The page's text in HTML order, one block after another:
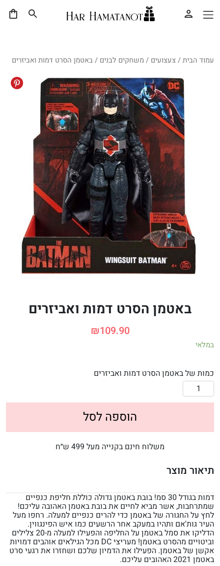
עמוד הבית/צעצועים /משחקים לבנים / באטמן הסרט דמות ואביזרים
באטמן הסרט דמות ואביזרים
₪109.90
במלאי
כמות של באטמן הסרט דמות ואביזרים
הוספה לסל
משלוח חינם בקנייה מעל 499 ש״ח
תיאור מוצר
דמות בגודל 30 סמ! בובת באטמן גדולה כוללת חליפת כנפיים
שמתרחבות, אשר מביא לחיים את בובת באטמן האהובה עליכם!
לחץ על החגורה של באטמן כדי להרים כנפיים למעלה. רחפו מעל
העיר גות'אם ותהיו במעקב אחר הרשעים כמו איש הפינגווין.
הדליקו את סמל באטמן על החליפה והפעילו למעלה מ-20 צלילים
וביטויים מהסרט באטמן! מעריצי DC מכל הגילאים אוהבים דמויות
אקשן של באטמן. הפעילו את הדמיון שלכם ושחזרו את רגעי סרט
באטמן 2021 האהובים עליכם.